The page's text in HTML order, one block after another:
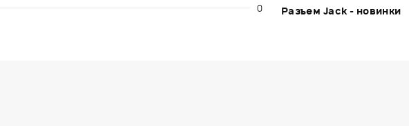
0
Разъем Jack - новинки